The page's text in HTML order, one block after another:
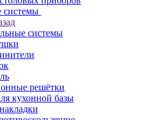
системы
системы
решётки
кухонной базы